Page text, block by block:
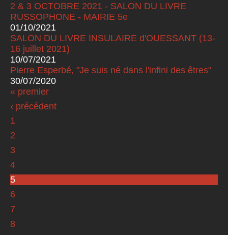
2 & 3 OCTOBRE 2021 - SALON DU LIVRE
RUSSOPHONE - MAIRIE 5e
01/10/2021
SALON DU LIVRE INSULAIRE d'OUESSANT (13-
16 juillet 2021)
10/07/2021
Pierre Esperbé, "Je suis né dans l'infini des êtres"
30/07/2020
Pages
« premier
‹ précédent
1
2
3
4
5
6
7
8